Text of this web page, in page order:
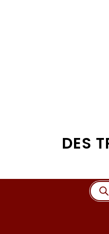
DES